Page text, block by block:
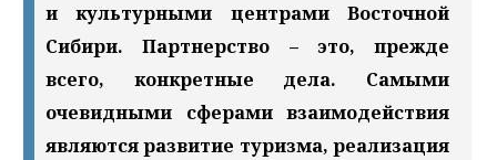
и культурными центрами Восточной
Сибири. Партнерство – это, прежде
всего, конкретные дела. Самыми
очевидными сферами взаимодействия
являются развитие туризма, реализация